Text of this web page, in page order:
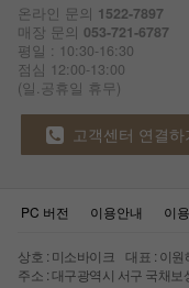
온라인 문의 1522-7897
매장 문의 053-721-6787
평일 : 10:30-16:30
점심 12:00-13:00
(일.공휴일 휴무)
고객센터 연결하
PC 버전 이용안내 이
상호 : 미소바이크 대표 : 이
주소 : 대구광역시 서구 국채보